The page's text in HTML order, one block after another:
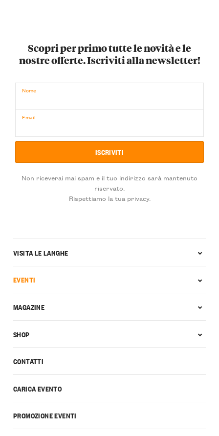
Scopri per primo tutte le novità e le
nostre offerte. Iscriviti alla newsletter!
Nome
Email
Non riceverai mai spam e il tuo indirizzo sarà mantenuto
riservato.
Rispettiamo la tua privacy.
CONTATTI
CARICA EVENTO
PROMOZIONE EVENTI
VISITA LE LANGHE
EVENTI
MAGAZINE
SHOP